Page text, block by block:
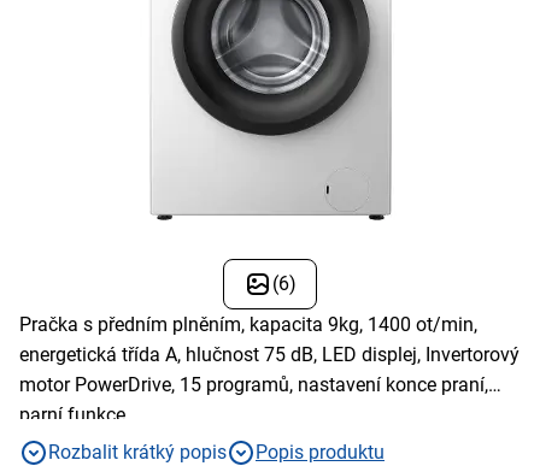
(6)
Pračka s předním plněním, kapacita 9kg, 1400 ot/min,
energetická třída A, hlučnost 75 dB, LED displej, Invertorový
motor PowerDrive, 15 programů, nastavení konce praní,
parní funkce
Rozbalit krátký popis
Popis produktu